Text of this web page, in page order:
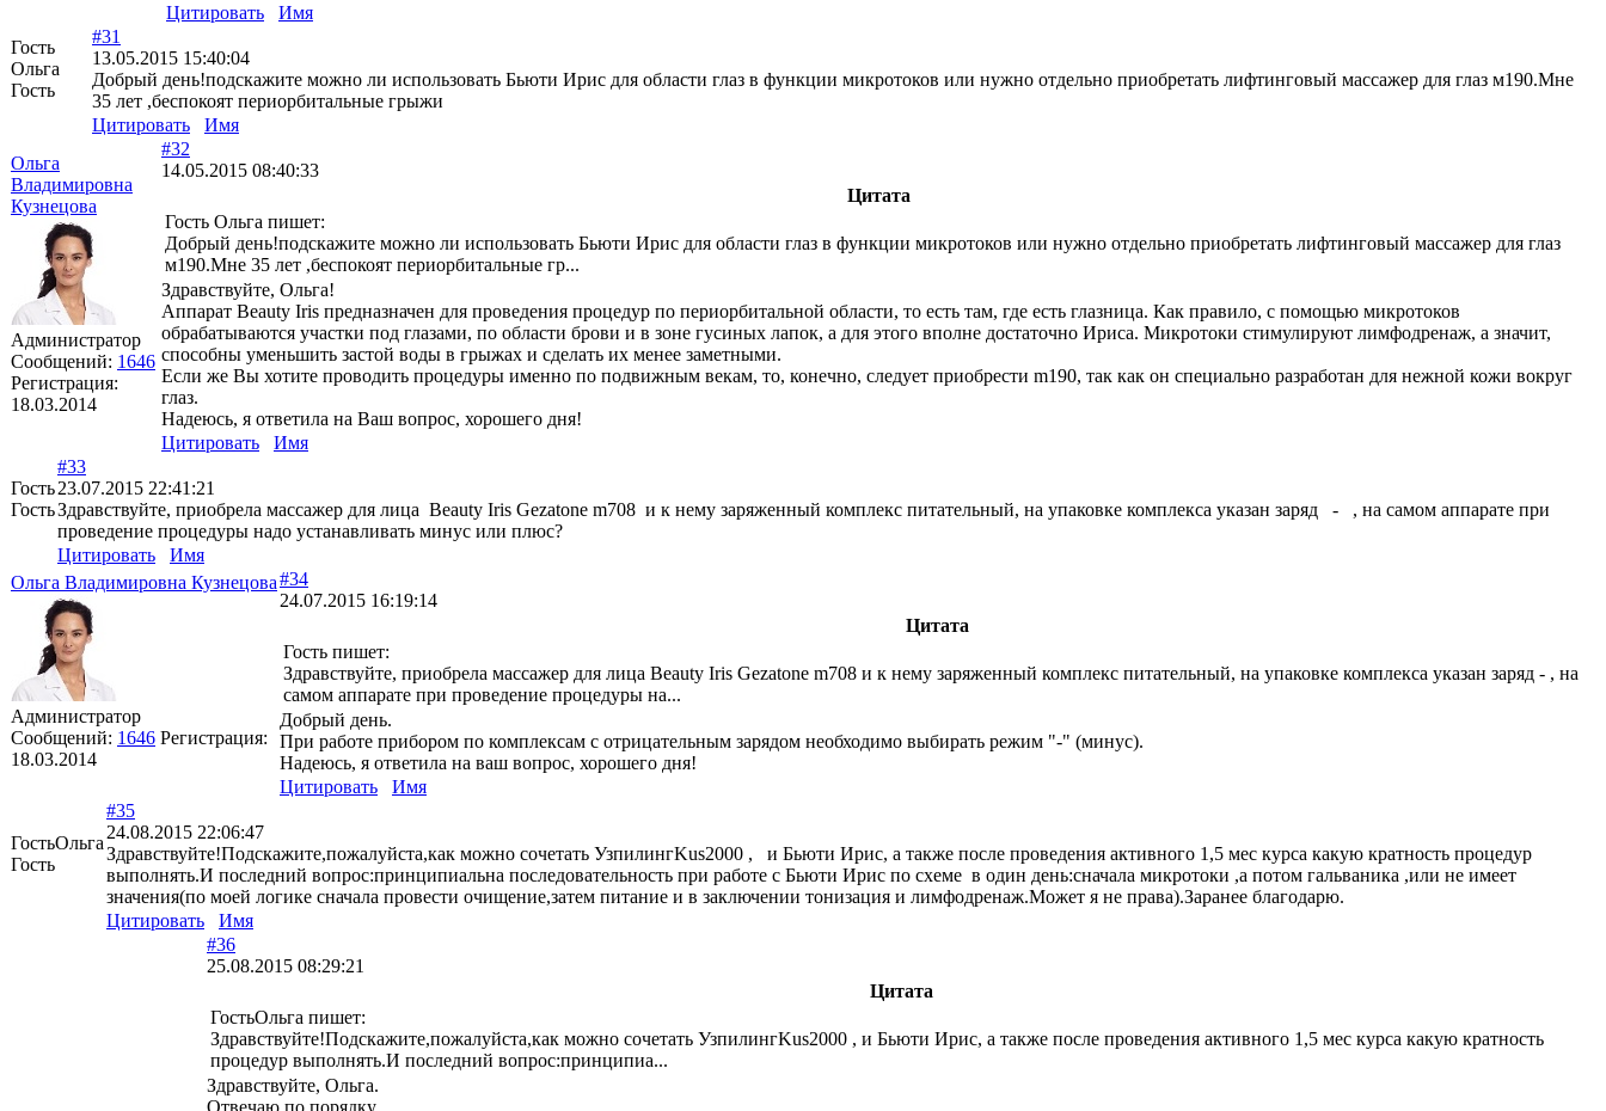
Цитировать
Имя
Гость
Ольга
Гость
#31
13.05.2015 15:40:04
Добрый день!подскажите можно ли использовать Бьюти Ирис для области глаз в функции микротоков или нужно отдельно приобретать лифтинговый массажер для глаз м190.Мне
35 лет ,беспокоят периорбитальные грыжи
Цитировать
Имя
Ольга
Владимировна
Кузнецова
Администратор
Сообщений: 1646
Регистрация:
18.03.2014
#32
14.05.2015 08:40:33
Цитата
Гость Ольга пишет:
Добрый день!подскажите можно ли использовать Бьюти Ирис для области глаз в функции микротоков или нужно отдельно приобретать лифтинговый массажер для глаз
м190.Мне 35 лет ,беспокоят периорбитальные гр...
Здравствуйте, Ольга!
Аппарат Beauty Iris предназначен для проведения процедур по периорбитальной области, то есть там, где есть глазница. Как правило, с помощью микротоков
обрабатываются участки под глазами, по области брови и в зоне гусиных лапок, а для этого вполне достаточно Ириса. Микротоки стимулируют лимфодренаж, а значит,
способны уменьшить застой воды в грыжах и сделать их менее заметными.
Если же Вы хотите проводить процедуры именно по подвижным векам, то, конечно, следует приобрести m190, так как он специально разработан для нежной кожи вокруг
глаз.
Надеюсь, я ответила на Ваш вопрос, хорошего дня!
Цитировать
Имя
Гость
Гость
#33
23.07.2015 22:41:21
Здравствуйте, приобрела массажер для лица Beauty Iris Gezatone m708 и к нему заряженный комплекс питательный, на упаковке комплекса указан заряд - , на самом аппарате при
проведение процедуры надо устанавливать минус или плюс?
Цитировать
Имя
Ольга Владимировна Кузнецова
Администратор
Сообщений: 1646 Регистрация:
18.03.2014
#34
24.07.2015 16:19:14
Цитата
Гость пишет:
Здравствуйте, приобрела массажер для лица Beauty Iris Gezatone m708 и к нему заряженный комплекс питательный, на упаковке комплекса указан заряд - , на
самом аппарате при проведение процедуры на...
Добрый день.
При работе прибором по комплексам с отрицательным зарядом необходимо выбирать режим "-" (минус).
Надеюсь, я ответила на ваш вопрос, хорошего дня!
Цитировать
Имя
ГостьОльга
Гость
#35
24.08.2015 22:06:47
Здравствуйте!Подскажите,пожалуйста,как можно сочетать УзпилингKus2000 , и Бьюти Ирис, а также после проведения активного 1,5 мес курса какую кратность процедур
выполнять.И последний вопрос:принципиальна последовательность при работе с Бьюти Ирис по схеме в один день:сначала микротоки ,а потом гальваника ,или не имеет
значения(по моей логике сначала провести очищение,затем питание и в заключении тонизация и лимфодренаж.Может я не права).Заранее благодарю.
Цитировать
Имя
#36
25.08.2015 08:29:21
Цитата
ГостьОльга пишет:
Здравствуйте!Подскажите,пожалуйста,как можно сочетать УзпилингKus2000 , и Бьюти Ирис, а также после проведения активного 1,5 мес курса какую кратность
процедур выполнять.И последний вопрос:принципиа...
Здравствуйте, Ольга.
Отвечаю по порядку.